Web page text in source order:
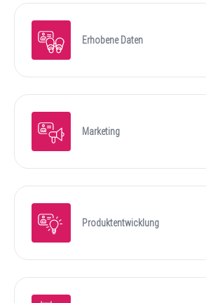
Erhobene Daten
Marketing
Produktentwicklung